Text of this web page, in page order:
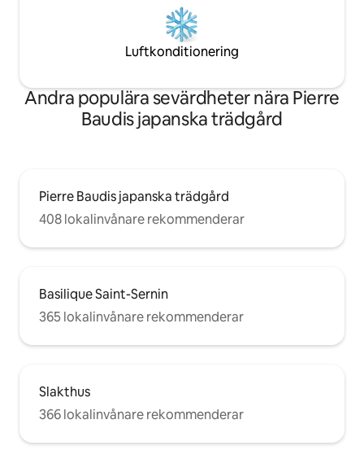
Luftkonditionering
Andra populära sevärdheter nära Pierre
Baudis japanska trädgård
Pierre Baudis japanska trädgård
408 lokalinvånare rekommenderar
Basilique Saint-Sernin
365 lokalinvånare rekommenderar
Slakthus
366 lokalinvånare rekommenderar